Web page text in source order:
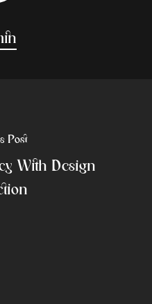
Post
With Design